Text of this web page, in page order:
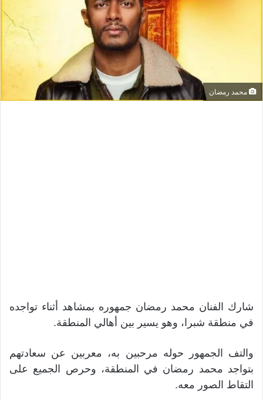
محمد رمضان
شارك الفنان محمد رمضان جمهوره بمشاهد أثناء تواجده
في منطقة شبرا، وهو يسير بين أهالي المنطقة.
والتف الجمهور حوله مرحبين به، معربين عن سعادتهم
بتواجد محمد رمضان في المنطقة، وحرص الجميع على
التقاط الصور معه.